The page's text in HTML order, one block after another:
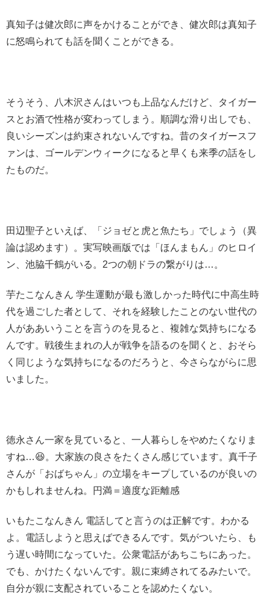
真知子は健次郎に声をかけることができ、健次郎は真知子
に怒鳴られても話を聞くことができる。
そうそう、八木沢さんはいつも上品なんだけど、タイガー
スとお酒で性格が変わってしまう。順調な滑り出しでも、
良いシーズンは約束されないんですね。昔のタイガースフ
ァンは、ゴールデンウィークになると早くも来季の話をし
たものだ。
田辺聖子といえば、「ジョゼと虎と魚たち」でしょう（異
論は認めます）。実写映画版では「ほんまもん」のヒロイ
ン、池脇千鶴がいる。2つの朝ドラの繋がりは…。
芋たこなんきん 学生運動が最も激しかった時代に中高生時
代を過ごした者として、それを経験したことのない世代の
人がああいうことを言うのを見ると、複雑な気持ちになる
んです。戦後生まれの人が戦争を語るのを聞くと、おそら
く同じような気持ちになるのだろうと、今さらながらに思
いました。
徳永さん一家を見ていると、一人暮らしをやめたくなりま
すね…😆。大家族の良さをたくさん感じています。真千子
さんが「おばちゃん」の立場をキープしているのが良いの
かもしれませんね。円満＝適度な距離感
いもたこなんきん 電話してと言うのは正解です。わかる
よ。電話しようと思えばできるんです。気がついたら、も
う遅い時間になっていた。公衆電話があちこちにあった。
でも、かけたくないんです。親に束縛されてるみたいで。
自分が親に支配されていることを認めたくない。